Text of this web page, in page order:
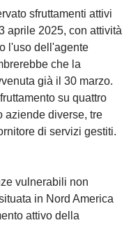
sfruttamenti attivi
aprile 2025, con attività
l'uso dell'agente
che la
già il 30 marzo.
su quattro
aziende diverse, tre
di servizi gestiti.
vulnerabili non
in Nord America
attivo della